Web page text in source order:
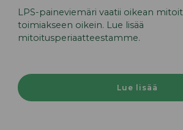
LPS-paineviemäri vaatii oikean
toimiakseen oikein. Lue lisää
mitoitusperiaatteestamme.
Lue lisää